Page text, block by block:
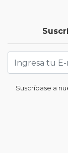
Suscríbase a